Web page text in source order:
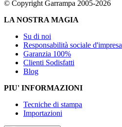
© Copyright Garrampa 2005-2026
LA NOSTRA MAGIA
Su di noi
Responsabilità sociale d'impresa
Garanzia 100%
Clienti Sodisfatti
Blog
PIU' INFORMAZIONI
Tecniche di stampa
Importazioni